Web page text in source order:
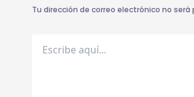
Tu dirección de correo electrónico no será
aquí...